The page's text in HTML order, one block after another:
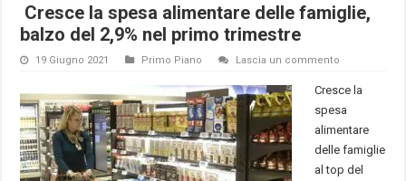
Cresce la spesa alimentare delle famiglie,
balzo del 2,9% nel primo trimestre
19 Giugno 2021 Primo Piano Lascia un commento
Cresce la
spesa
alimentare
delle famiglie
al top del